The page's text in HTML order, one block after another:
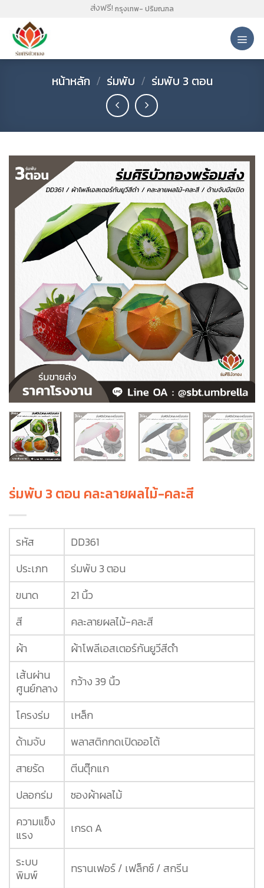
content
ส่งฟรี! กรุงเทพ- ปริมณฑล
หน้าหลัก / ร่มพับ / ร่มพับ 3 ตอน
ร่มพับ 3 ตอน คละลายผลไม้-คละสี
รหัส
DD361
ประเภท
ร่มพับ 3 ตอน
ขนาด
21 นิ้ว
สี
คละลายผลไม้-คละสี
ผ้า
ผ้าโพลีเอสเตอร์กันยูวีสีดำ
เส้นผ่าน
ศูนย์กลาง
กว้าง 39 นิ้ว
โครงร่ม
เหล็ก
ด้ามจับ
พลาสติกกดเปิดออโต้
สายรัด
ตีนตุ๊กแก
ปลอกร่ม
ซองผ้าผลไม้
ความแข็ง
แรง
เกรด A
ระบบ
พิมพ์
ทรานเฟอร์ / เฟล็กซ์ / สกรีน